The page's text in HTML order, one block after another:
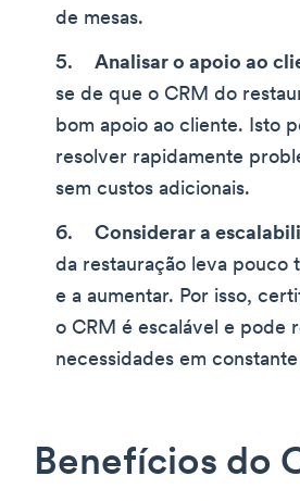
de mesas.
Analisar o apoio ao
se de que o CRM do
bom apoio ao cliente. Isto
resolver rapidamente
sem custos adicionais.
Considerar a
da restauração leva pouco
e a aumentar. Por isso,
o CRM é escalável e pode
necessidades em
Benefícios do